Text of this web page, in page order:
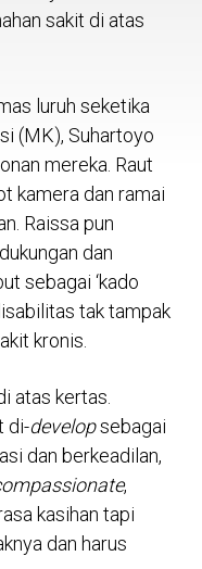
sakit di atas
luruh seketika
(MK), Suhartoyo
mereka. Raut
kamera dan ramai
Raissa pun
dan
sebagai ‘kado
tak tampak
kronis.
atas kertas.
di-developsebagai
dan berkeadilan,
,
kasihan tapi
dan harus